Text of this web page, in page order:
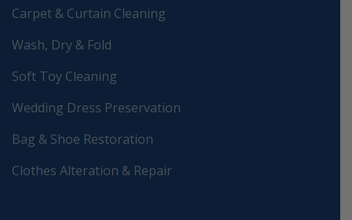
Carpet & Curtain Cleaning
Wash, Dry & Fold
Soft Toy Cleaning
Wedding Dress Preservation
Bag & Shoe Restoration
Clothes Alteration & Repair